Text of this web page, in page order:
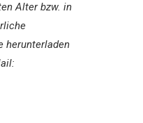
Alter bzw. in
herunterladen